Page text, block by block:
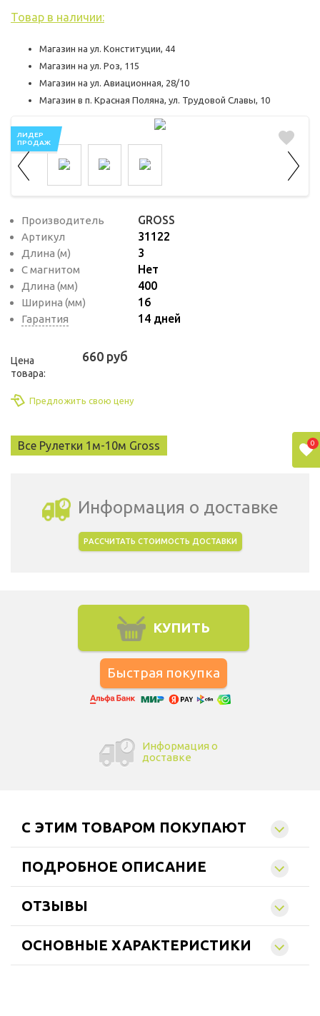
Товар в наличии:
Магазин на ул. Конституции, 44
Магазин на ул. Роз, 115
Магазин на ул. Авиационная, 28/10
Магазин в п. Красная Поляна, ул. Трудовой Славы, 10
ЛИДЕР
ПРОДАЖ
Производитель GROSS
Артикул 31122
Длина (м) 3
С магнитом Нет
Длина (мм) 400
Ширина (мм) 16
Гарантия 14 дней
Цена
товара:
660 руб
Предложить свою цену
Все Рулетки 1м-10м Gross
Информация о доставке
РАССЧИТАТЬ СТОИМОСТЬ ДОСТАВКИ
КУПИТЬ
Информация о
доставке
C ЭТИМ ТОВАРОМ ПОКУПАЮТ
ПОДРОБНОЕ ОПИСАНИЕ
ОТЗЫВЫ
ОСНОВНЫЕ ХАРАКТЕРИСТИКИ
0
пользователей на сайте. Эти файлы cookie
чтобы увеличить его производительность
и сделать функционал сайта максимально
удобным для пользователей.
Рекламные файлы cookie используются
для целей маркетинга и улучшения
качества рекламы. Эти файлы cookie
помогают обеспечить максимально
маркетинговых и рекламных материалов
для пользователей сайта.